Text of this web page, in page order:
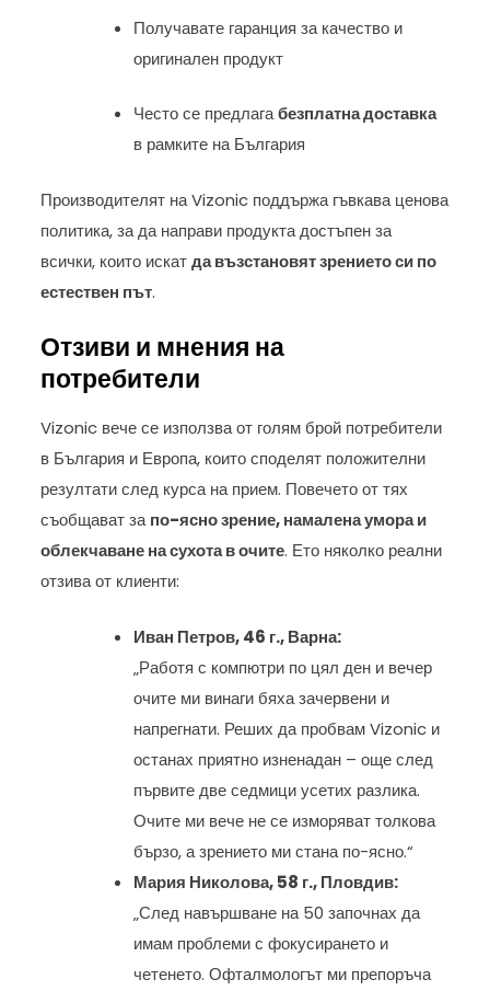
Получавате гаранция за качество и
оригинален продукт
Често се предлагабезплатна доставка
в рамките на България
Производителят на Vizonic поддържа гъвкава ценова
политика, за да направи продукта достъпен за
всички, които искатда възстановят зрението си по
естествен път.
Отзиви и мнения на
потребители
Vizonic вече се използва от голям брой потребители
в България и Европа, които споделят положителни
резултати след курса на прием. Повечето от тях
съобщават запо-ясно зрение, намалена умора и
облекчаване на сухота в очите. Ето няколко реални
отзива от клиенти:
Иван Петров, 46 г., Варна:
„Работя с компютри по цял ден и вечер
очите ми винаги бяха зачервени и
напрегнати. Реших да пробвам Vizonic и
останах приятно изненадан – още след
първите две седмици усетих разлика.
Очите ми вече не се изморяват толкова
бързо, а зрението ми стана по-ясно.“
Мария Николова, 58 г., Пловдив:
„След навършване на 50 започнах да
имам проблеми с фокусирането и
четенето. Офталмологът ми препоръча